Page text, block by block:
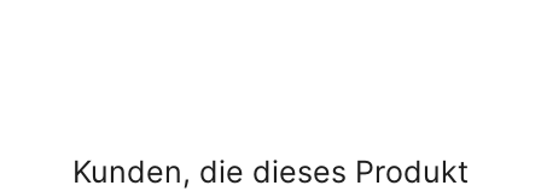
Kunden, die dieses Produkt